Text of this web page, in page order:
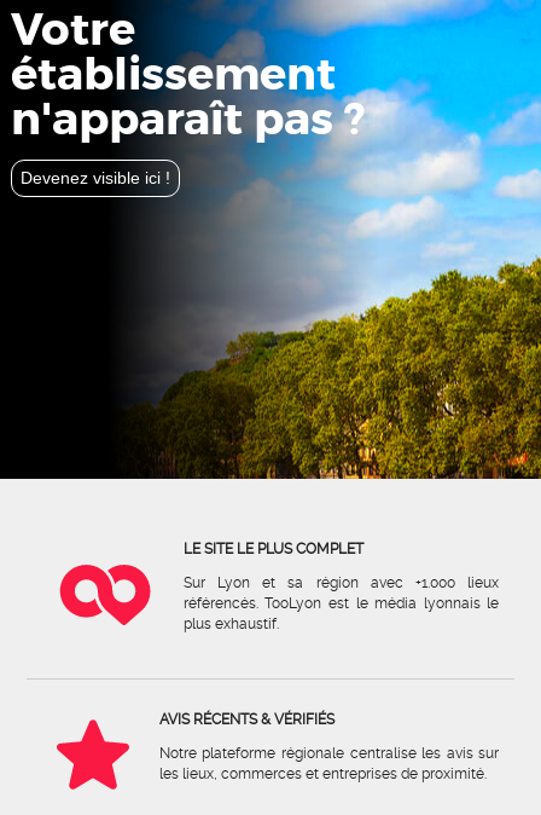
Votre
établissement
n'apparaît pas ?
Devenez visible ici !
LE SITE LE PLUS COMPLET
Sur Lyon et sa région avec +1.000 lieux
référencés. TooLyon est le média lyonnais le
plus exhaustif.
AVIS RÉCENTS & VÉRIFIÉS
Notre plateforme régionale centralise les avis sur
les lieux, commerces et entreprises de proximité.